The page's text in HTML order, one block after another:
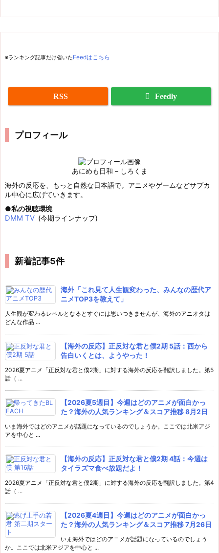
※ランキング記事だけ省いたFeedはこちら
RSS Feedly
プロフィール
あにめも日和 – しろくま
海外の反応を、もっと自然な日本語で。アニメやゲームなどサブカ
ル中心に広げていきます。
私の視聴環境
DMM TV (今期ラインナップ)
新着記事5件
海外「これ見て人生観変わった、みんなの歴代ア
ニメTOP3を教えて」
人生観が変わるレベルとなるとすぐには思いつきませんが、海外のアニオタは
どんな作品 ...
【海外の反応】正反対な君と僕2期 5話：西から
告白いくとは、ようやった！
2026夏アニメ「正反対な君と僕2期」に対する海外の反応を翻訳しました。第5
話（ ...
【2026夏5週目】今週はどのアニメが面白かっ
た？海外の人気ランキング＆スコア推移 8月2日
いま海外ではどのアニメが話題になっているのでしょうか。ここでは北米アジ
アを中心と ...
【海外の反応】正反対な君と僕2期 4話：今週は
タイラズマ食べ放題だよ！
2026夏アニメ「正反対な君と僕2期」に対する海外の反応を翻訳しました。第4
話（ ...
【2026夏4週目】今週はどのアニメが面白かっ
た？海外の人気ランキング＆スコア推移 7月26日
いま海外ではどのアニメが話題になっているのでしょう
か。ここでは北米アジアを中心と ...